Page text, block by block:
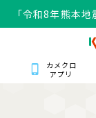
「令和8年熊本
カメクロ
アプリ